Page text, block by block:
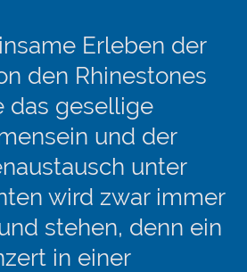
Erleben der
den Rhinestones
das gesellige
und der
unter
wird zwar immer
stehen, denn ein
in einer